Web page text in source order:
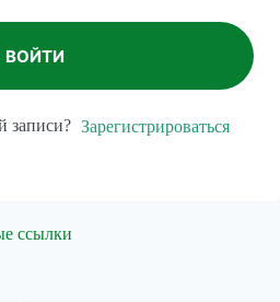
ВОЙТИ
записи? Зарегистрироваться
ссылки